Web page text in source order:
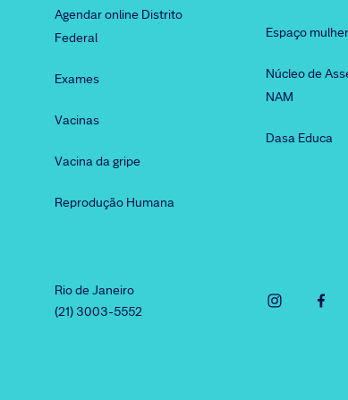
Agendar online Distrito
Federal
Exames
Vacinas
Vacina da gripe
Reprodução Humana
Espaço mulher
Núcleo de
NAM
Dasa Educa
Rio de Janeiro
(21) 3003-5552